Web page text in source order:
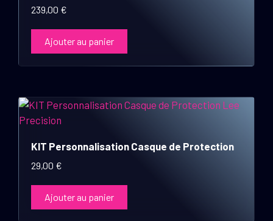
239,00 €
Ajouter au panier
KIT Personnalisation Casque de Protection
29,00 €
Ajouter au panier